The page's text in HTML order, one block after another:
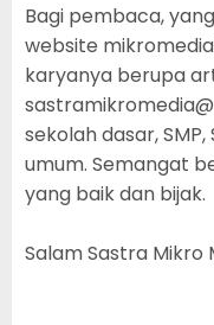
Bagi pembaca,
website
karyanya berupa
sekolah dasar,
umum. Semangat
yang baik dan bijak.
Salam Sastra Mikro